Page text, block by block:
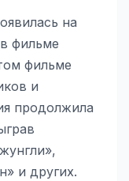
на
фильме
фильме
и
продолжила
и других.